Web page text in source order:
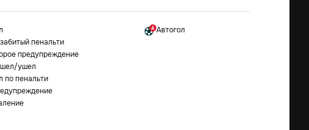
пенальти
предупреждение
ушел
по пенальти
Автогол